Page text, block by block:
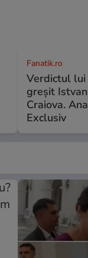
Fanatik.ro
Verdictul lui
greșit
Craiova.
Exclusiv